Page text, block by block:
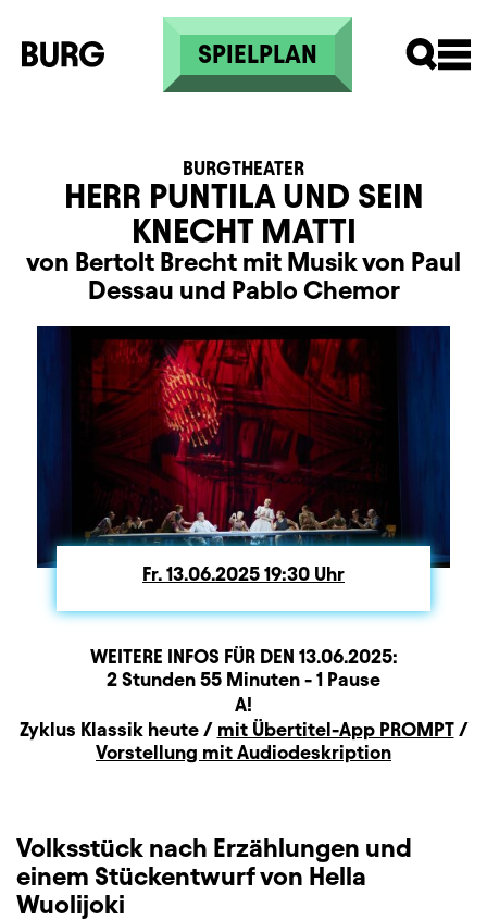
Direkt zum Inhalt
SPIELPLAN
HERR PUNTILA UND SEIN
KNECHT MATTI
BURGTHEATER
von Bertolt Brecht mit Musik von Paul
Dessau und Pablo Chemor
Fr. Freitag
13.06.2025 19:30Uhr
WEITERE INFOS FÜR DEN 13.06.2025:
BeschreibungInformation
Dauer und Pausen2 Stunden 55 Minuten - 1 Pause
A!
Zusatzinformation
Zyklus Klassik heute / mit Übertitel-App PROMPT/
Vorstellung mit Audiodeskription
Volksstück nach Erzählungen und
einem Stückentwurf von Hella
Wuolijoki